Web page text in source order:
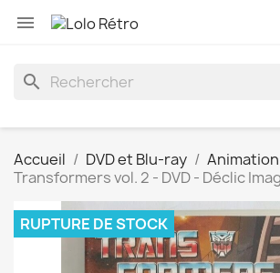

search
Accueil DVD et Blu-ray
Animation
Transformers vol. 2 - DVD - Déclic
RUPTURE DE STOCK